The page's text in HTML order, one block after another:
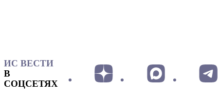
ИС ВЕСТИ
В
СОЦСЕТЯХ